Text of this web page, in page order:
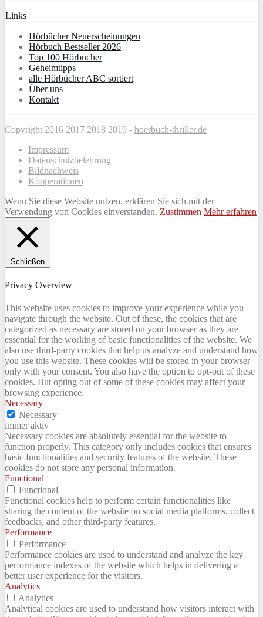
Links
Hörbücher Neuerscheinungen
Hörbuch Bestseller 2026
Top 100 Hörbücher
Geheimtipps
alle Hörbücher ABC sortiert
Über uns
Kontakt
Copyright 2016 2017 2018 2019 - hoerbuch-thriller.de
Impressum
Datenschutzbelehrung
Bildnachweis
Kooperationen
Wenn Sie diese Website nutzen, erklären Sie sich mit der
Verwendung von Cookies einverstanden. Zustimmen Mehr erfahren
Schließen
Privacy Overview
This website uses cookies to improve your experience while you
navigate through the website. Out of these, the cookies that are
categorized as necessary are stored on your browser as they are
essential for the working of basic functionalities of the website. We
also use third-party cookies that help us analyze and understand how
you use this website. These cookies will be stored in your browser
only with your consent. You also have the option to opt-out of these
cookies. But opting out of some of these cookies may affect your
browsing experience.
Necessary
Necessary
immer aktiv
Necessary cookies are absolutely essential for the website to
function properly. This category only includes cookies that ensures
basic functionalities and security features of the website. These
cookies do not store any personal information.
Functional
Functional
Functional cookies help to perform certain functionalities like
sharing the content of the website on social media platforms, collect
feedbacks, and other third-party features.
Performance
Performance
Performance cookies are used to understand and analyze the key
performance indexes of the website which helps in delivering a
better user experience for the visitors.
Analytics
Analytics
Analytical cookies are used to understand how visitors interact with